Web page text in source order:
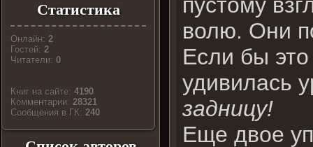
Статистика
Онлайн:2
Гостей:2
Читатели:0
Книг на сайте:4190
Комментарии:28321
Cообщения в ГК:240
волю. Они
Если бы
удивилась
задницу!
Еще двое